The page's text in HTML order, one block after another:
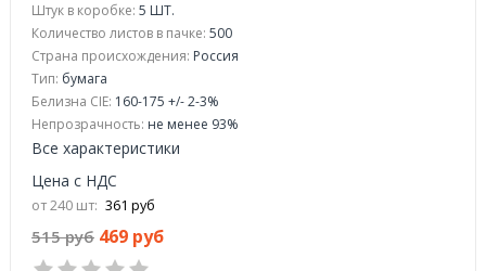
Штук в коробке: 5 ШТ.
Количество листов в пачке: 500
Страна происхождения: Россия
Тип: бумага
Белизна CIE: 160-175 +/- 2-3%
Непрозрачность: не менее 93%
Все характеристики
Цена с НДС
от 240 шт: 361 руб
515 руб 469 руб